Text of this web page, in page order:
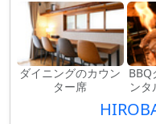
ダイニングのカウン
ター席
BBQ
ンタ